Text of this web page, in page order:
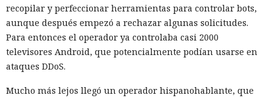
recopilar y perfeccionar herramientas para controlar bots,
aunque después empezó a rechazar algunas solicitudes.
Para entonces el operador ya controlaba casi 2000
televisores Android, que potencialmente podían usarse en
ataques DDoS.
Mucho más lejos llegó un operador hispanohablante, que